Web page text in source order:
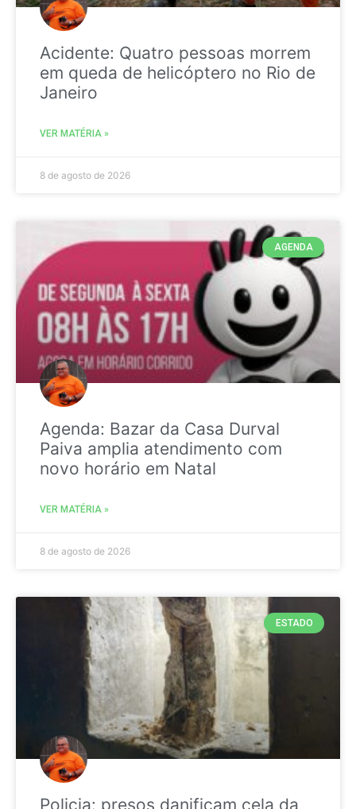
Acidente: Quatro pessoas morrem
em queda de helicóptero no Rio de
Janeiro
VER MATÉRIA »
8 de agosto de 2026
AGENDA
Agenda: Bazar da Casa Durval
Paiva amplia atendimento com
novo horário em Natal
VER MATÉRIA »
8 de agosto de 2026
ESTADO
Policia: presos danificam cela da